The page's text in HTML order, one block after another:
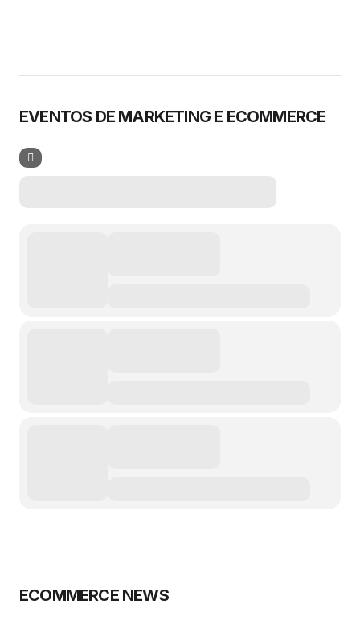
EVENTOS DE MARKETING E ECOMMERCE
ECOMMERCE NEWS